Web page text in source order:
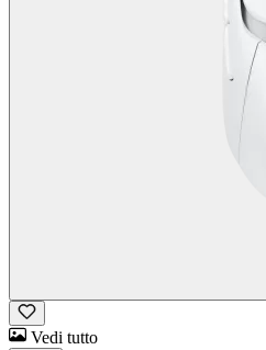
Vedi tutto